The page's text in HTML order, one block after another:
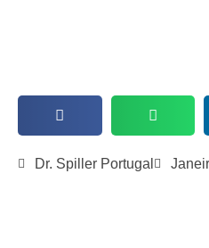
Dr. Spiller Portugal